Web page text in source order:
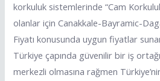
korkuluk sistemlerinde “Cam Korkuluk
olanlar için Canakkale-Bayramic-
Fiyatı konusunda uygun fiyatlar
Türkiye çapında güvenilir bir iş
merkezli olmasına rağmen